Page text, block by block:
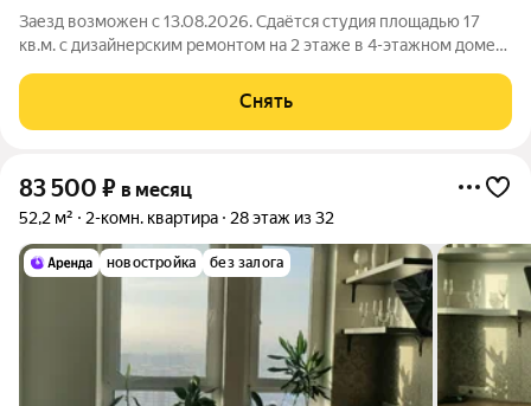
Заезд возможен с 13.08.2026. Сдаётся студия площадью 17
кв.м. с дизайнерским ремонтом на 2 этаже в 4-этажном доме
выходят во двор. Во
Снять
83 500 ₽ в месяц
52,2 м² 2-комн. квартира 28 этаж из 32
новостройка без залога